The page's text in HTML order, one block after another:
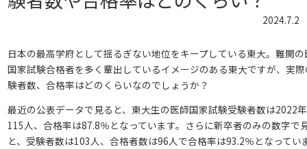
2024.7.2
日本の最高学府として揺るぎない地位をキープしている東大。難関
国家試験合格者を多く輩出しているイメージのある東大ですが、実
験者数、合格率はどのくらいなのでしょうか？
最近の公表データで見ると、東大生の医師国家試験受験者数は2022
115人、合格率は87.8％となっています。さらに新卒者のみの数字で
と、受験者数は103人、合格者数は96人で合格率は93.2％となってい